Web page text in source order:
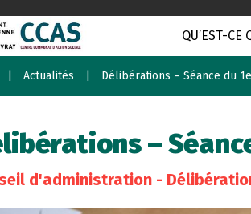
QU’EST-CE
Actualités Délibérations – Séance du
–
d'administration -